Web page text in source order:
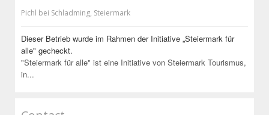
Pichl bei Schladming, Steiermark
Dieser Betrieb wurde im Rahmen der Initiative „Steiermark für
alle" gecheckt.
"Steiermark für alle" ist eine Initiative von Steiermark Tourismus,
in...